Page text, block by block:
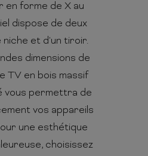
en forme de X au
dispose de deux
niche et d'un tiroir.
dimensions de
TV en bois massif
vous permettra de
vos appareils
une esthétique
choisissez